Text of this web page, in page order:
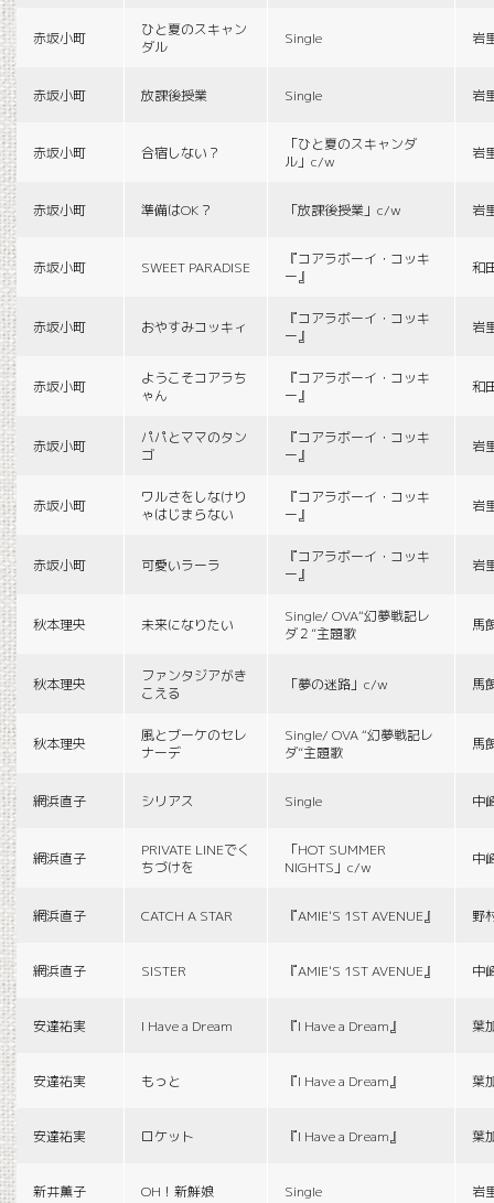
赤坂小町
ひと夏のスキャン
ダル
Single 岩
赤坂小町 放課後授業 Single 岩
赤坂小町 合宿しない？
「ひと夏のスキャンダ
ル」c/w
岩
赤坂小町 準備はOK？ 「放課後授業」c/w 岩
赤坂小町 SWEET PARADISE
『コアラボーイ・コッキ
ー』
和
赤坂小町 おやすみコッキィ
『コアラボーイ・コッキ
ー』
岩
赤坂小町
ようこそコアラち
ゃん
『コアラボーイ・コッキ
ー』
和
赤坂小町
パパとママのタン
ゴ
『コアラボーイ・コッキ
ー』
岩
赤坂小町
ワルさをしなけり
ゃはじまらない
『コアラボーイ・コッキ
ー』
岩
赤坂小町 可愛いラーラ
『コアラボーイ・コッキ
ー』
岩
秋本理央 未来になりたい
Single/ OVA“幻夢戦記レ
ダ２”主題歌
馬
秋本理央
ファンタジアがき
こえる
「夢の迷路」c/w 馬
秋本理央
風とブーケのセレ
ナーデ
Single/ OVA “幻夢戦記レ
ダ”主題歌
馬
網浜直子 シリアス Single 中
網浜直子
PRIVATE LINEでく
ちづけを
「HOT SUMMER
NIGHTS」c/w
中
網浜直子 CATCH A STAR 『AMIE'S 1ST AVENUE』 野
網浜直子 SISTER 『AMIE'S 1ST AVENUE』 中
安達祐実 I Have a Dream 『I Have a Dream』 葉
安達祐実 もっと 『I Have a Dream』 葉
安達祐実 ロケット 『I Have a Dream』 葉
新井薫子 OH！新鮮娘 Single 岩